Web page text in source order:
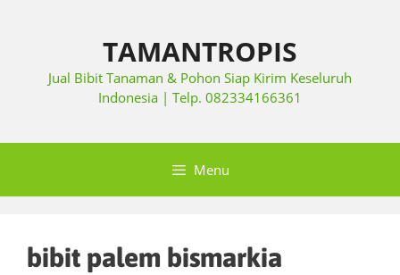
TAMANTROPIS
Jual Bibit Tanaman & Pohon Siap Kirim Keseluruh
Indonesia | Telp. 082334166361
Menu
bibit palem bismarkia